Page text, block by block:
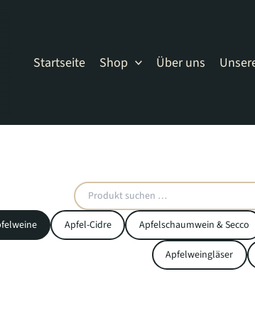
Startseite Shop Über uns
Apfel-Cidre Apfelschaumwein & Secco
Apfelweingläser